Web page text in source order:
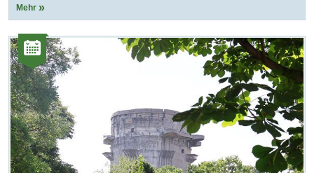
Mehr
Kategorie:
Veranstaltungen